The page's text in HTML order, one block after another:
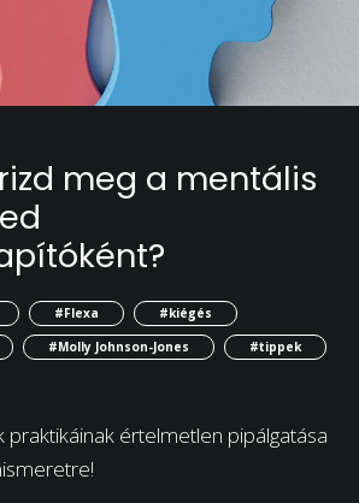
meg a mentális
#Flexa
#kiégés
#Molly Johnson-Jones
#tippek
praktikáinak értelmetlen pipálgatása